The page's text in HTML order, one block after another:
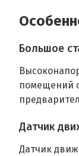
Большое
помещений
Датчик
Датчик